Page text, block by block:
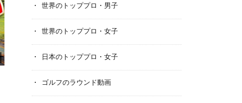
世界のトッププロ・男子
世界のトッププロ・女子
日本のトッププロ・女子
ゴルフのラウンド動画